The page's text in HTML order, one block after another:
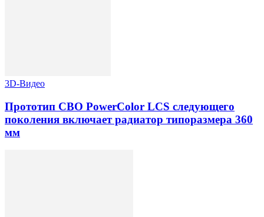
3D-Видео
Прототип СВО PowerColor LCS следующего
поколения включает радиатор типоразмера 360
мм